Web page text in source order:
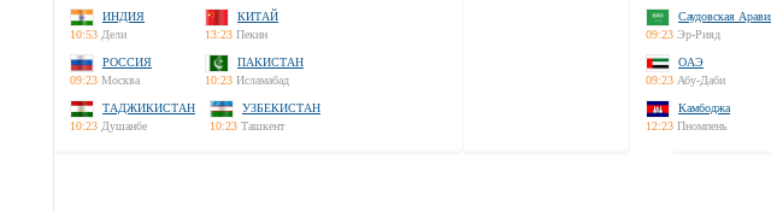
ИНДИЯ
10:53 Дели
КИТАЙ
13:23 Пекин
РОССИЯ
09:23 Москва
ПАКИСТАН
10:23 Исламабад
ТАДЖИКИСТАН
10:23 Душанбе
УЗБЕКИСТАН
10:23 Ташкент
Саудовская
09:23 Эр-Рияд
ОАЭ
09:23 Абу-Даби
Камбоджа
12:23 Пномпень